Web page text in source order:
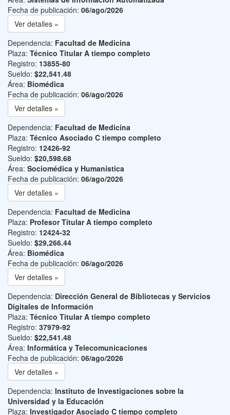
Fecha de publicación: 06/ago/2026
Ver detalles »
Dependencia: Facultad de Medicina
Plaza: Técnico Titular A tiempo completo
Registro: 13855-80
Sueldo: $22,541.48
Área: Biomédica
Fecha de publicación: 06/ago/2026
Ver detalles »
Dependencia: Facultad de Medicina
Plaza: Técnico Asociado C tiempo completo
Registro: 12426-92
Sueldo: $20,598.68
Área: Sociomédica y Humanística
Fecha de publicación: 06/ago/2026
Ver detalles »
Dependencia: Facultad de Medicina
Plaza: Profesor Titular A tiempo completo
Registro: 12424-32
Sueldo: $29,266.44
Área: Biomédica
Fecha de publicación: 06/ago/2026
Ver detalles »
Dependencia: Dirección General de Bibliotecas y Servicios
Digitales de Información
Plaza: Técnico Titular A tiempo completo
Registro: 37979-92
Sueldo: $22,541.48
Área: Informática y Telecomunicaciones
Fecha de publicación: 06/ago/2026
Ver detalles »
Dependencia: Instituto de Investigaciones sobre la
Universidad y la Educación
Plaza: Investigador Asociado C tiempo completo